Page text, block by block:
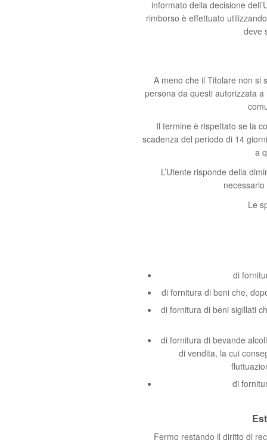
informato della decisione
rimborso è effettuato
deve
A meno che il Titolare non si
persona da questi autorizzata
Il termine è rispettato se la
scadenza del periodo di 14
a
L’Utente risponde della
Le
di
di fornitura di beni che,
di fornitura di beni sigillati
di fornitura di bevande
di vendita, la cui
di
Fermo restando il diritto di